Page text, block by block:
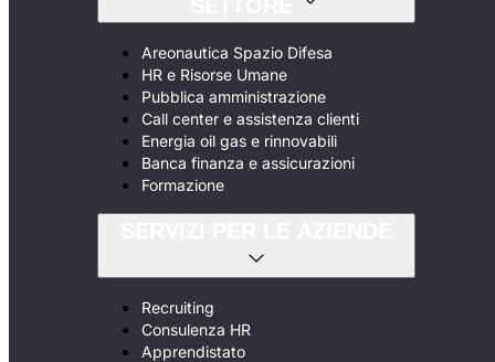
Areonautica Spazio Difesa
HR e Risorse Umane
Pubblica amministrazione
Call center e assistenza clienti
Energia oil gas e rinnovabili
Banca finanza e assicurazioni
Formazione
Recruiting
Consulenza HR
Apprendistato